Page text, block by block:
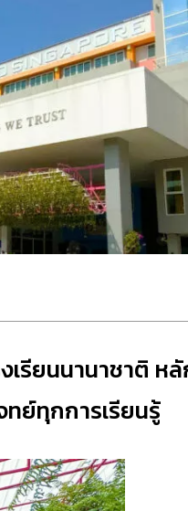
รียนนานาชาติ ห
ย์ทุกการเรียนรู้